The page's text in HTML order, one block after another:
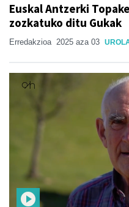
Euskal Antzerki
zozkatuko ditu Gukak
Erredakzioa 2025 aza 03